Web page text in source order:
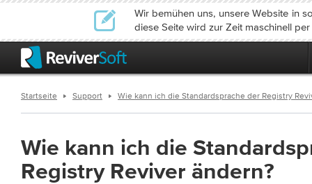
Wir bemühen uns, unsere Website in
diese Seite wird zur Zeit maschinell
Startseite Support Wie kann ich die Standardsprache der Registry
Wie kann ich die
Registry Reviver ändern?